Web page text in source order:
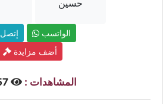
حسين
إتصل
الواتسب
أضف مزايدة
المشاهدات :